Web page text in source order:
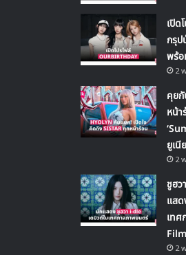
เปิด
กรุป
พร้อ
2
คุยกั
หน้า
ยูเนี
2
ชูฮว
แสด
เท
2